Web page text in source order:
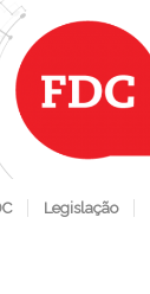
Legislação